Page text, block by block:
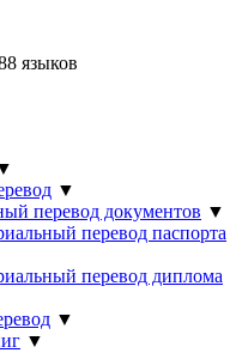
языков
▼
перевод документов ▼
перевод паспорта
перевод диплома
▼
▼